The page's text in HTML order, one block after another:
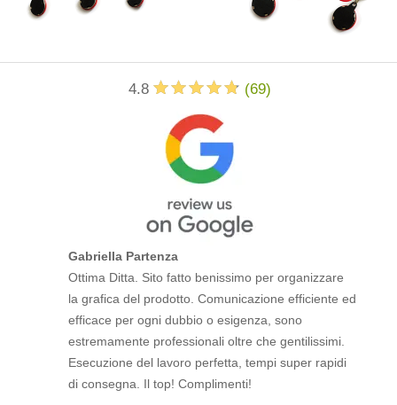
4.8 (69)
Gabriella Partenza
Ottima Ditta. Sito fatto benissimo per organizzare
la grafica del prodotto. Comunicazione efficiente ed
efficace per ogni dubbio o esigenza, sono
estremamente professionali oltre che gentilissimi.
Esecuzione del lavoro perfetta, tempi super rapidi
di consegna. Il top! Complimenti!